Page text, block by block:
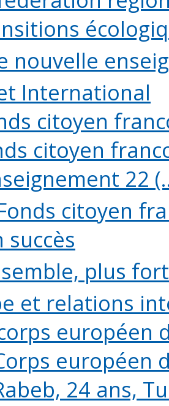
nouvelle
International
citoyen
citoyen
22
citoyen
succès
plus
et relations
européen
européen
24 ans,